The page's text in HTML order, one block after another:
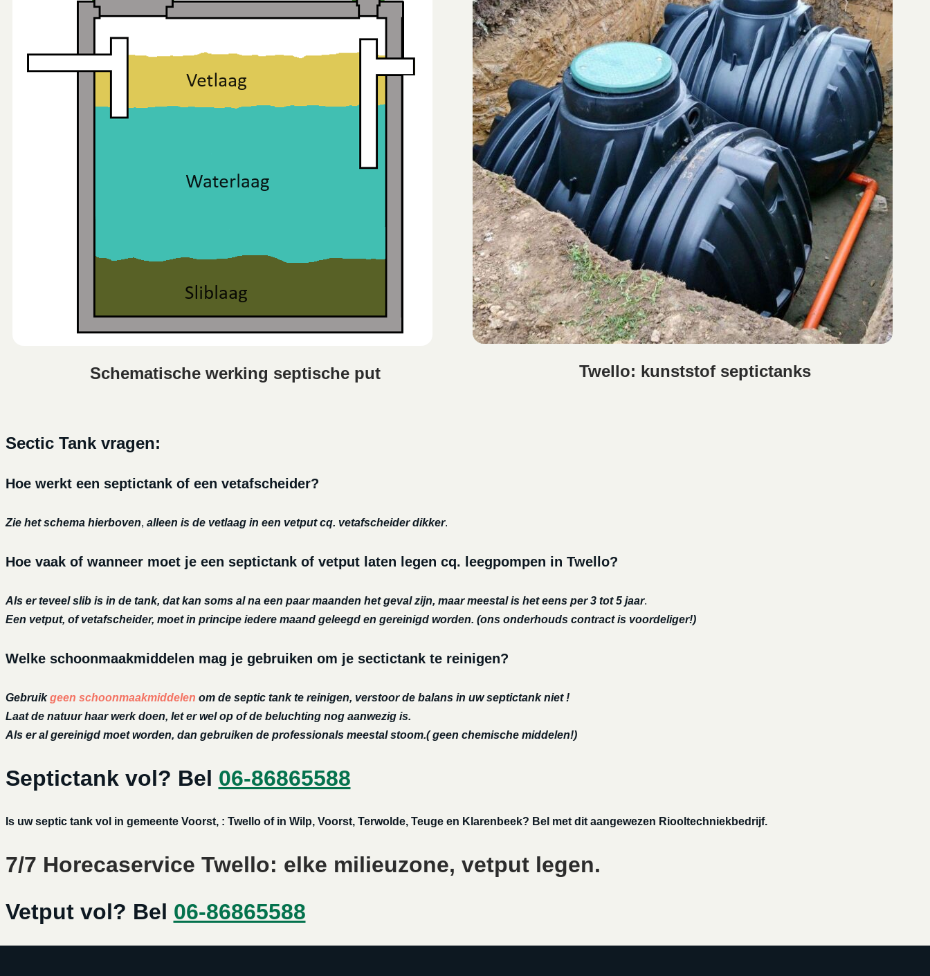
Schematische werking septische put Twello: kunststof septictanks
Sectic Tank vragen:
Hoe werkt een septictank of een vetafscheider?
Zie het schema hierboven, alleen is de vetlaag in een vetput cq. vetafscheider dikker.
Hoe vaak of wanneer moet je een septictank of vetput laten legen cq. leegpompen in Twello?
Als er teveel slib is in de tank, dat kan soms al na een paar maanden het geval zijn, maar meestal is het eens per 3 tot 5 jaar.
Een vetput, of vetafscheider, moet in principe iedere maand geleegd en gereinigd worden. (ons onderhouds contract is voordeliger!)
Welke schoonmaakmiddelen mag je gebruiken om je sectictank te reinigen?
Gebruikgeen schoonmaakmiddelen om de septic tank te reinigen, verstoor de balans in uw septictank niet !
Laat de natuur haar werk doen, let er wel op of de beluchting nog aanwezig is.
Als er al gereinigd moet worden, dan gebruiken de professionals meestal stoom.( geen chemische middelen!)
Septictank vol? Bel 06-86865588
Is uw septic tank vol in gemeente Voorst, : Twello of in Wilp, Voorst, Terwolde, Teuge en Klarenbeek? Bel met dit aangewezen Riooltechniekbedrijf.
7/7 Horecaservice Twello: elke milieuzone, vetput legen.
Vetput vol? Bel 06-86865588